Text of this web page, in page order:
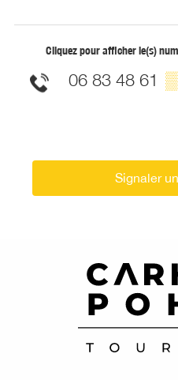
Cliquez pour afficher le(s)
06 83 48 61
Signaler